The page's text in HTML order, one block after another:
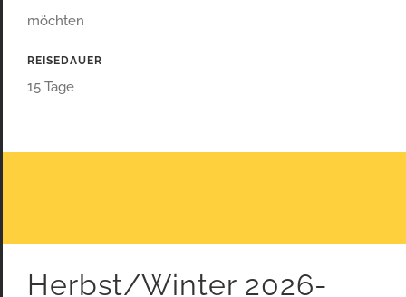
möchten
REISEDAUER
15 Tage
Herbst/Winter 2026-